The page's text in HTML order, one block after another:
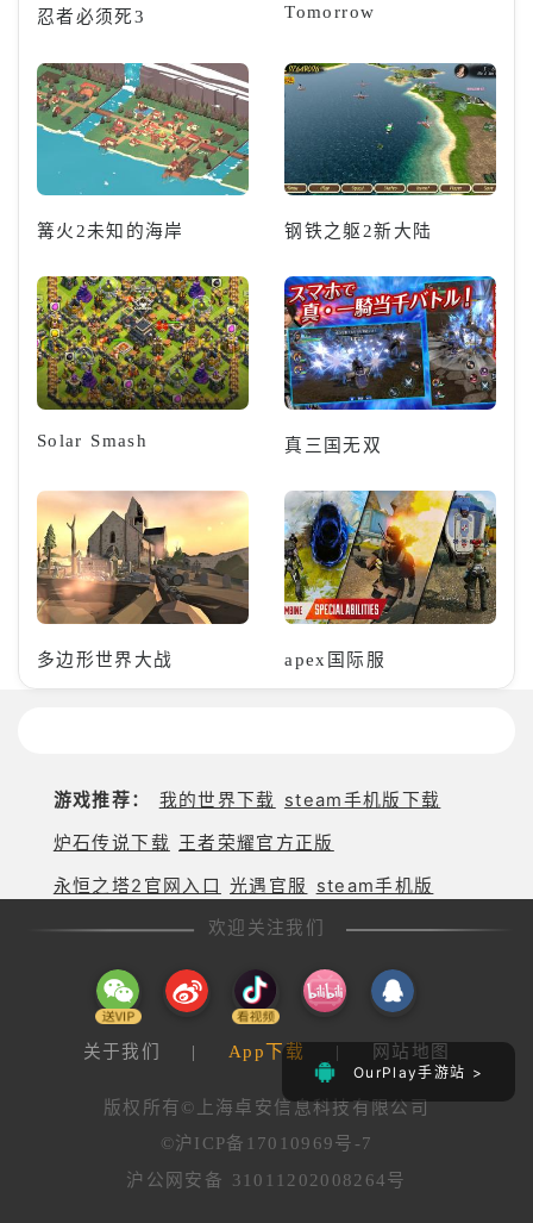
OurPlay手游站 >
忍者必须死3 Tomorrow
篝火2未知的海岸 钢铁之躯2新大陆
Solar Smash 真三国无双
多边形世界大战 apex国际服
游戏推荐： 我的世界下载 steam手机版下载
炉石传说下载 王者荣耀官方正版
永恒之塔2官网入口 光遇官服
steam手机版
欢迎关注我们
关于我们 | App下载 | 网站地图
版权所有©上海卓安信息科技有限公司
©沪ICP备17010969号-7
沪公网安备 31011202008264号